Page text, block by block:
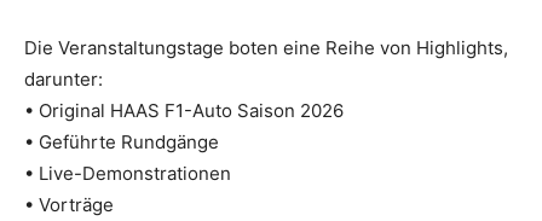
Die Veranstaltungstage boten eine Reihe von Highlights,
darunter:
• Original HAAS F1-Auto Saison 2026
• Geführte Rundgänge
• Live-Demonstrationen
• Vorträge